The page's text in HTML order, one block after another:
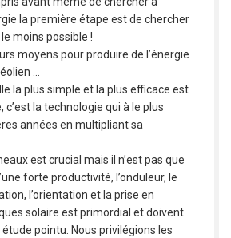
la première étape est de chercher
moins possible !
moyens pour produire de l’énergie
…
la plus simple et la plus efficace est
c’est la technologie qui à le plus
années en multipliant sa
est crucial mais il n’est pas que
forte productivité, l’onduleur, le
l’orientation et la prise en
solaire est primordial et doivent
étude pointu. Nous privilégions les